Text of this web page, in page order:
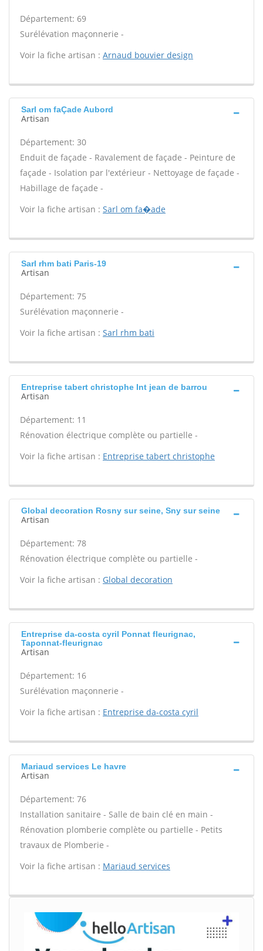
Département: 69
Surélévation maçonnerie -
Voir la fiche artisan : Arnaud bouvier design
Sarl om faÇade Aubord
Artisan
Département: 30
Enduit de façade - Ravalement de façade - Peinture de
façade - Isolation par l'extérieur - Nettoyage de façade -
Habillage de façade -
Voir la fiche artisan : Sarl om fa�ade
Sarl rhm bati Paris-19
Artisan
Département: 75
Surélévation maçonnerie -
Voir la fiche artisan : Sarl rhm bati
Entreprise tabert christophe Int jean de barrou
Artisan
Département: 11
Rénovation électrique complète ou partielle -
Voir la fiche artisan : Entreprise tabert christophe
Global decoration Rosny sur seine, Sny sur seine
Artisan
Département: 78
Rénovation électrique complète ou partielle -
Voir la fiche artisan : Global decoration
Entreprise da-costa cyril Ponnat fleurignac,
Taponnat-fleurignac
Artisan
Département: 16
Surélévation maçonnerie -
Voir la fiche artisan : Entreprise da-costa cyril
Mariaud services Le havre
Artisan
Département: 76
Installation sanitaire - Salle de bain clé en main -
Rénovation plomberie complète ou partielle - Petits
travaux de Plomberie -
Voir la fiche artisan : Mariaud services